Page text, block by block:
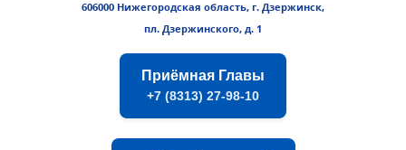
606000 Нижегородская область, г. Дзержинск,
пл. Дзержинского, д. 1
Приёмная Главы
+7 (8313) 27-98-10